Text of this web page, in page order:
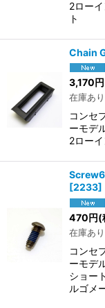
2ロー
ト
Chain
3,170円
在庫あり
コンセ
ーモデ
2ロー
[2233]
470円(
在庫あり
コンセ
ーモデ
ショー
ルゴメ